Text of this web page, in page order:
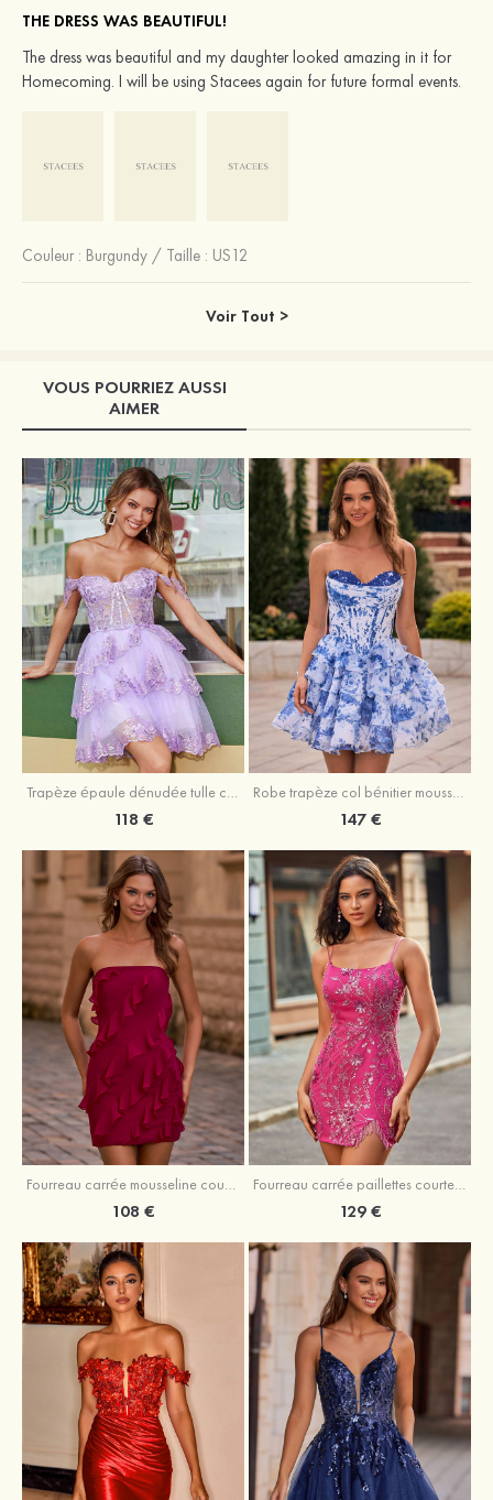
THE DRESS WAS BEAUTIFUL!
The dress was beautiful and my daughter looked amazing in it for
Homecoming. I will be using Stacees again for future formal events.
Couleur : Burgundy / Taille : US12
Voir Tout >
VOUS POURRIEZ AUSSI
AIMER
Trapèze épaule dénudée tulle courte/mini robe de fête de la rentrée avec paillettes
118 €
Robe trapèze col bénitier mousseline courte/mini robe de fête de la rentrée avec appliqué
147 €
Fourreau carrée mousseline courte/mini robe de fête de la rentré avec volants
108 €
Fourreau carrée paillettes courte/mini robe de fête de la rentrée
129 €